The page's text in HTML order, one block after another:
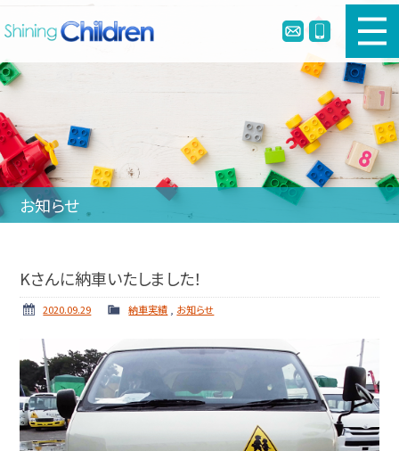
新車幼児バスのご購入
中古幼児バスのご購入
幼児バスとは
リメイク・定員変更・簡易シートベルト
ホーム ニュース
個人情報保護方針
お知らせ
Kさんに納車いたしました！
2020.09.29 納車実績 お知らせ